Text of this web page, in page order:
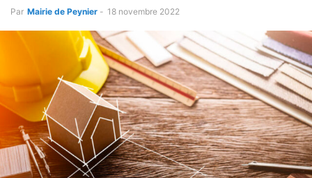
Par Mairie de Peynier - 18 novembre 2022